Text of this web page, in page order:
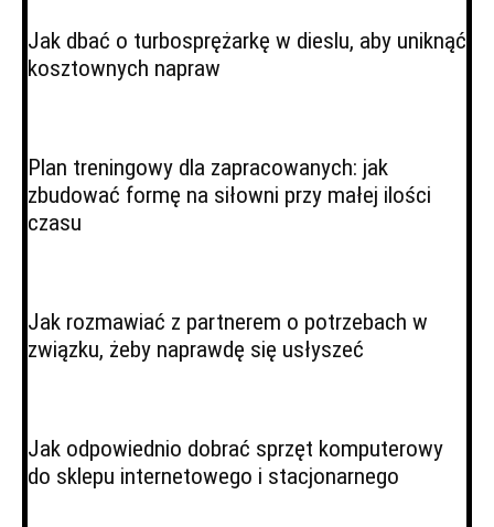
Jak dbać o turbosprężarkę w dieslu, aby uniknąć
kosztownych napraw
Plan treningowy dla zapracowanych: jak
zbudować formę na siłowni przy małej ilości
czasu
Jak rozmawiać z partnerem o potrzebach w
związku, żeby naprawdę się usłyszeć
Jak odpowiednio dobrać sprzęt komputerowy
do sklepu internetowego i stacjonarnego